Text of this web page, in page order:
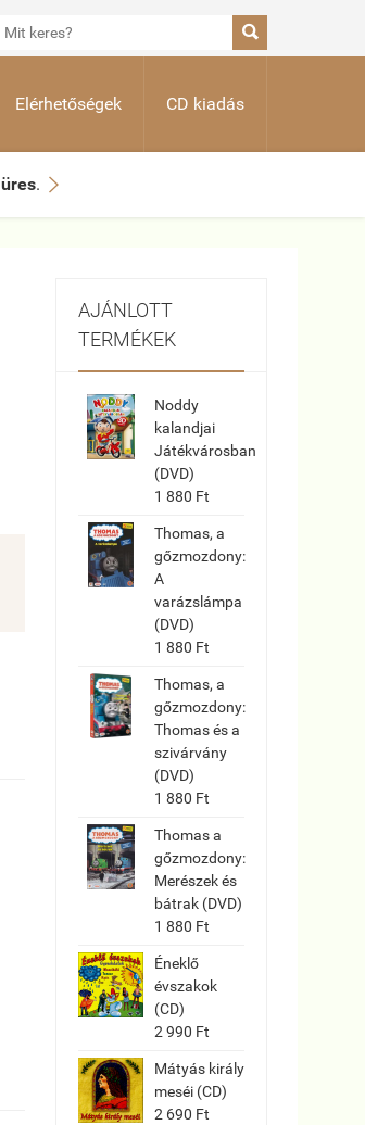

Elérhetőségek CD kiadás
üres. 
AJÁNLOTT
TERMÉKEK
Noddy
kalandjai
Játékvárosban
(DVD)
1 880 Ft
Thomas, a
gőzmozdony:
A
varázslámpa
(DVD)
1 880 Ft
Thomas, a
gőzmozdony:
Thomas és a
szivárvány
(DVD)
1 880 Ft
Thomas a
gőzmozdony:
Merészek és
bátrak (DVD)
1 880 Ft
Éneklő
évszakok
(CD)
2 990 Ft
Mátyás király
meséi (CD)
2 690 Ft